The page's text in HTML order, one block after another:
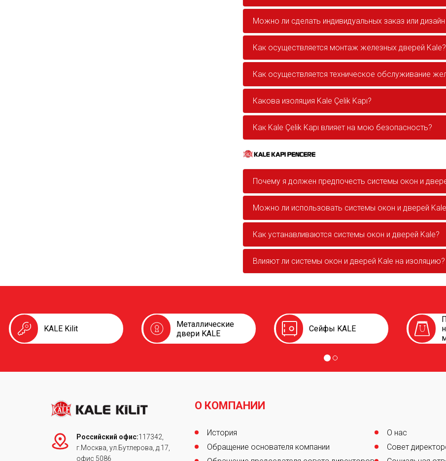
Можно ли сделать индивидуальных заказ или
Как осуществляется монтаж железных дверей Kale?
Как осуществляется техническое обслуживание
Какова изоляция Kale Çelik Kapı?
Как Kale Çelik Kapı влияет на мою безопасность?
Почему я должен предпочесть системы окон и
Можно ли использовать системы окон и дверей
Как устанавливаются системы окон и дверей Kale?
Влияют ли системы окон и дверей Kale на изоляцию?
KALE Kilit
Металлические
двери KALE
Сейфы KALE
Российский офис:117342,
г.Москва, ул.Бутлерова, д.17,
офис 5086
Footer
О КОМПАНИИ
История
Обращение основателя компании
О нас
Совет